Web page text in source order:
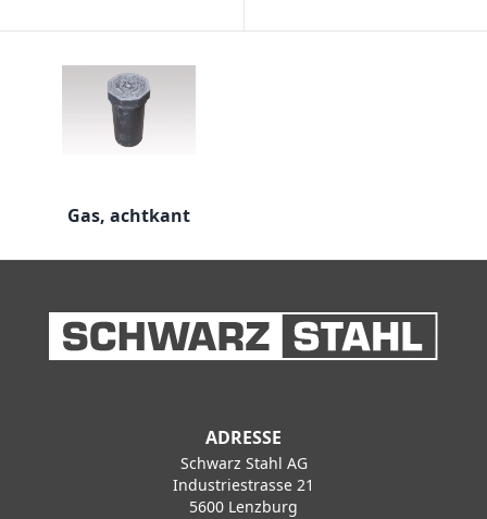
Gas, achtkant
ADRESSE
Schwarz Stahl AG
Industriestrasse 21
5600 Lenzburg